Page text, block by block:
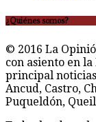
¿Quiénes somos?
© 2016 La
con asiento en
principal
Ancud, Castro,
Puqueldón,